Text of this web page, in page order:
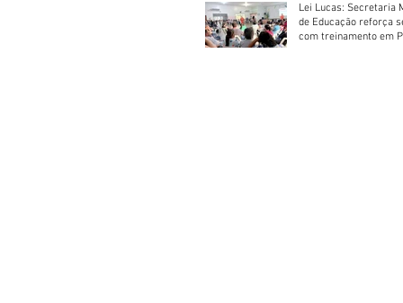
Lei Lucas: Secretaria
de Educação reforça
com treinamento em